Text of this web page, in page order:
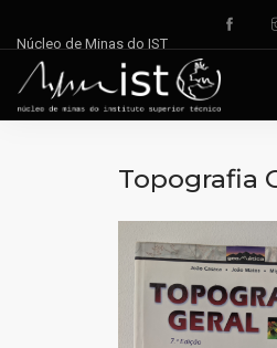
Núcleo de Minas do IST
Topografia